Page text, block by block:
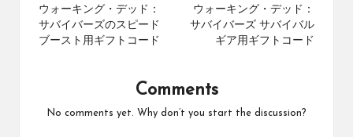
navigation
ウォーキング・デッド：
サバイバーズのスピード
ブースト用ギフトコード
ウォーキング・デッド：
サバイバーズ サバイバル
ギア用ギフトコード
Comments
No comments yet. Why don’t you start the discussion?